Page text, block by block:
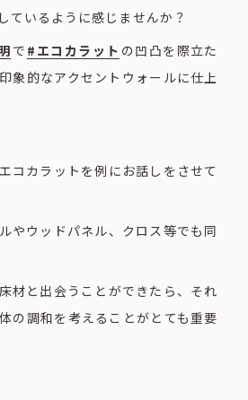
ているように感じませんか？
で #エコカラット の凹凸を際立た
象的なアクセントウォールに仕上
コカラットを例にお話しをさせて
やウッドパネル、クロス等でも同
材と出会うことができたら、それ
の調和を考えることがとても重要